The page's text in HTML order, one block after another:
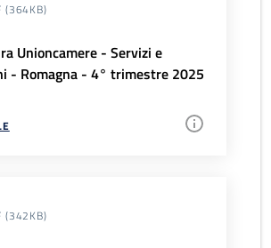
(364KB)
Unioncamere - Servizi e
- Romagna - 4° trimestre 2025
(342KB)